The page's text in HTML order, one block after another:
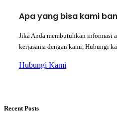
Apa yang bisa kami
Jika Anda membutuhkan informasi
kerjasama dengan kami, Hubungi
Hubungi Kami
Recent Posts